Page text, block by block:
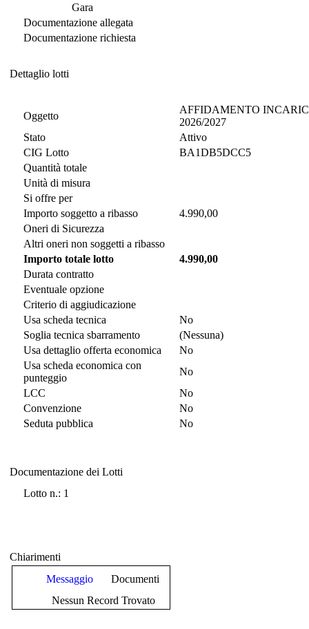
Gara
Documentazione allegata
Documentazione richiesta
Dettaglio lotti
Oggetto
AFFIDAMENTO INCARICO
2026/2027
Stato
Attivo
CIG Lotto
BA1DB5DCC5
Quantità totale
Unità di misura
Si offre per
Importo soggetto a ribasso
4.990,00
Oneri di Sicurezza
Altri oneri non soggetti a ribasso
Importo totale lotto
4.990,00
Durata contratto
Eventuale opzione
Criterio di aggiudicazione
Usa scheda tecnica
No
Soglia tecnica sbarramento
(Nessuna)
Usa dettaglio offerta economica
No
Usa scheda economica con
punteggio
No
LCC
No
Convenzione
No
Seduta pubblica
No
Documentazione dei Lotti
Lotto n.: 1
Chiarimenti
Messaggio
Documenti
Nessun Record Trovato